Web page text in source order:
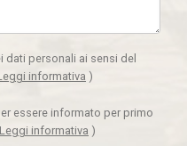
dati personali ai sensi del
informativa )
essere informato per primo
Leggi informativa )